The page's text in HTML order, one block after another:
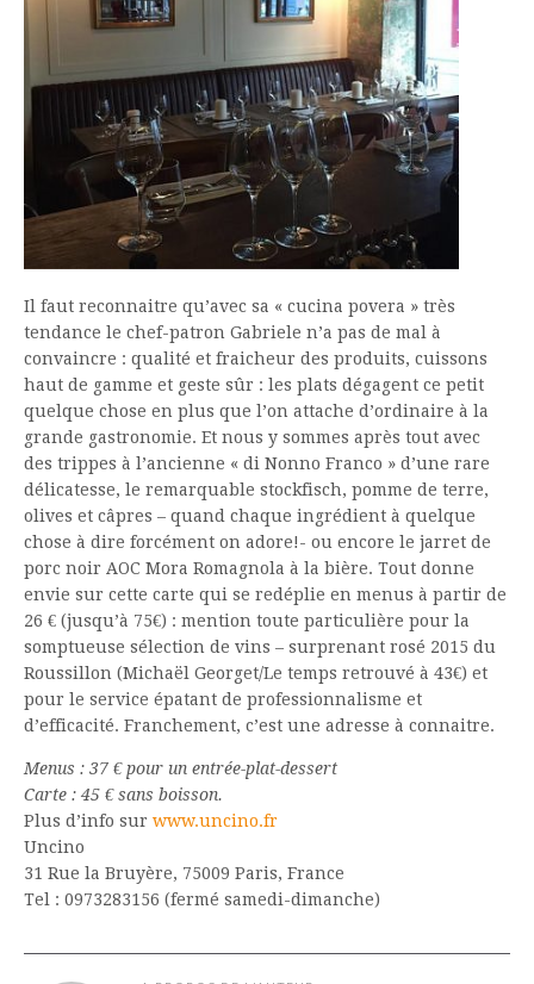
Il faut reconnaitre qu’avec sa « cucina povera » très
tendance le chef-patron Gabriele n’a pas de mal à
convaincre : qualité et fraicheur des produits, cuissons
haut de gamme et geste sûr : les plats dégagent ce petit
quelque chose en plus que l’on attache d’ordinaire à la
grande gastronomie. Et nous y sommes après tout avec
des trippes à l’ancienne « di Nonno Franco » d’une rare
délicatesse, le remarquable stockfisch, pomme de terre,
olives et câpres – quand chaque ingrédient à quelque
chose à dire forcément on adore!- ou encore le jarret de
porc noir AOC Mora Romagnola à la bière. Tout donne
envie sur cette carte qui se redéplie en menus à partir de
26 € (jusqu’à 75€) : mention toute particulière pour la
somptueuse sélection de vins – surprenant rosé 2015 du
Roussillon (Michaël Georget/Le temps retrouvé à 43€) et
pour le service épatant de professionnalisme et
d’efficacité. Franchement, c’est une adresse à connaitre.
Menus : 37 € pour un entrée-plat-dessert
Carte : 45 € sans boisson.
Plus d’info sur www.uncino.fr
Uncino
31 Rue la Bruyère, 75009 Paris, France
Tel : 0973283156 (fermé samedi-dimanche)